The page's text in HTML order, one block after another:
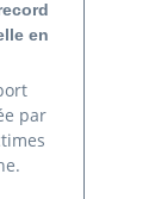
en
par